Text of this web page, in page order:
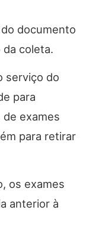
documento
coleta.
serviço do
para
exames
para retirar
os exames
anterior à